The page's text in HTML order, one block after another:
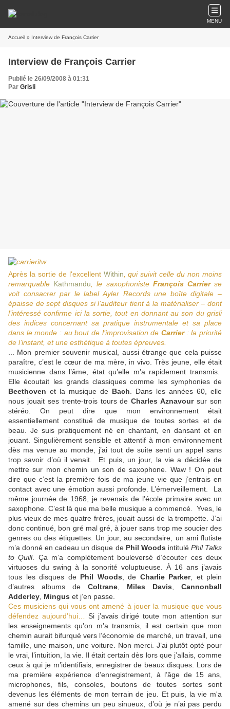
MENU
Accueil » Interview de François Carrier
Interview de François Carrier
Publié le 26/09/2008 à 01:31
Par Grisli
Après la sortie de l'excellent Within , qui suivit celle du non moins
remarquable Kathmandu , le saxophoniste François Carrierse
voit consacrer par le label Ayler Records une boîte digitale –
épaisse de sept disques si l’auditeur tient à la matérialiser – dont
l’intéressé confirme ici la sortie, tout en donnant au son du grisli
des indices concernant sa pratique instrumentale et sa place
dans le monde : au bout de l’improvisation de Carrier: la priorité
de l’instant, et une esthétique à toutes épreuves.
... Mon premier souvenir musical, aussi étrange que cela puisse
paraître, c’est le cœur de ma mère, in vivo. Très jeune, elle était
musicienne dans l’âme, état qu’elle m’a rapidement transmis.
Elle écoutait les grands classiques comme les symphonies de
Beethoven et la musique de Bach . Dans les années 60, elle
nous jouait ses trente-trois tours deCharles Aznavoursur son
stéréo. On peut dire que mon environnement était
essentiellement constitué de musique de toutes sortes et de
beau. Je suis pratiquement né en chantant, en dansant et en
jouant. Singulièrement sensible et attentif à mon environnement
dès ma venue au monde, j’ai tout de suite senti un appel sans
trop savoir d’où il venait. Et puis, un jour, la vie a décidée de
mettre sur mon chemin un son de saxophone. Waw ! On peut
dire que c’est la première fois de ma jeune vie que j’entrais en
contact avec une émotion aussi profonde. L’émerveillement. La
même journée de 1968, je revenais de l’école primaire avec un
saxophone. C’est là que ma belle musique a commencé. Yves, le
plus vieux de mes quatre frères, jouait aussi de la trompette. J’ai
donc continué, bon gré mal gré, à jouer sans trop me soucier des
genres ou des étiquettes. Un jour, au secondaire, un ami flutiste
m’a donné en cadeau un disque de Phil Woods intitulé Phil Talks
to Quill. Ça m’a complètement bouleversé d’écouter ces deux
virtuoses du swing à la sonorité voluptueuse. À 16 ans j’avais
tous les disques de Phil Woods , de Charlie Parker, et plein
d’autres albums de Coltrane Miles Davis
Cannonball
Adderley Mingus et j’en passe.
Ces musiciens qui vous ont amené à jouer la musique que vous
défendez aujourd’hui…
Si j’avais dirigé toute mon attention sur
les enseignements qu’on m’a transmis, il est certain que mon
chemin aurait bifurqué vers l’économie de marché, un travail, une
famille, une maison, une voiture. Non merci. J’ai plutôt opté pour
le vrai, l’intuition, la vie. Il était certain dès lors que j’allais, comme
ceux à qui je m’identifiais, enregistrer de beaux disques. Lors de
ma première expérience d’enregistrement, à l’âge de 15 ans,
microphones, fils, consoles, boutons de toutes sortes sont
devenus les éléments de mon terrain de jeu. Et puis, la vie m'a
amené sur des chemins un peu sinueux, d’où je n’ai pas perdu